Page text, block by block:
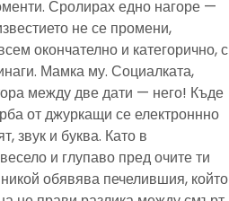
Сролирах едно нагоре —
не се промени,
окончателно и категорично, с
Мамка му. Социалката,
между две дати — него! Къде
от джуркащи се електроннно
звук и буква. Като в
и глупаво пред очите ти
обявява печелившия, който